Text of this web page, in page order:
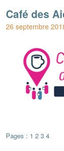
Café des
26 septembre
Pages : 1 2 3 4